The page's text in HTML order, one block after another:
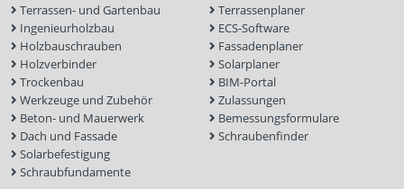
Terrassen- und Gartenbau
Ingenieurholzbau
Holzbauschrauben
Holzverbinder
Trockenbau
Werkzeuge und Zubehör
Beton- und Mauerwerk
Dach und Fassade
Solarbefestigung
Schraubfundamente
Terrassenplaner
ECS-Software
Fassadenplaner
Solarplaner
BIM-Portal
Zulassungen
Bemessungsformulare
Schraubenfinder